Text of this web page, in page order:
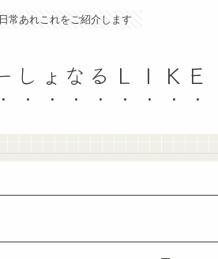
日常あれこれをご紹介します
しょなるＬＩＫＥ